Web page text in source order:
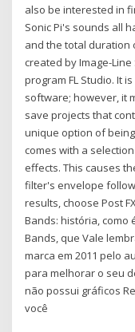
also be interested in
Sonic Pi's sounds all
and the total
created by Image-
program FL Studio. It
software; however, it
save projects that
unique option of
comes with a
effects. This causes
filter's envelope
results, choose Post
Bands: história, como
Bands, que Vale
marca em 2011 pelo
para melhorar o seu
não possui gráficos
você